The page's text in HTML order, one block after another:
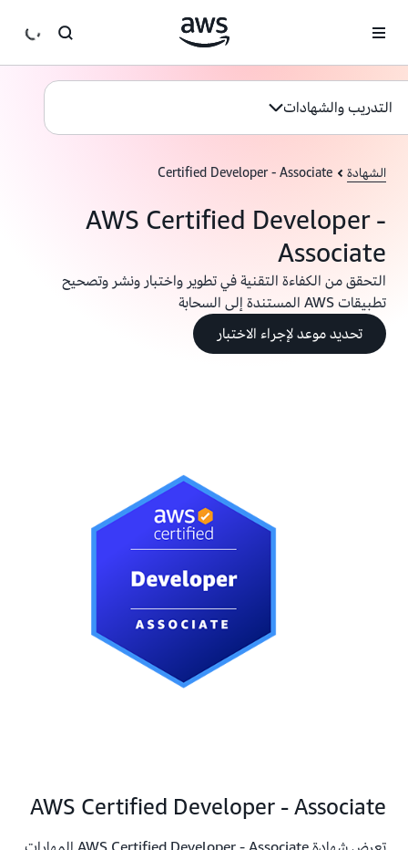
التدريب والشهادات
الشهادة Certified Developer - Associate
AWS Certified Developer -
Associate
التحقق من الكفاءة التقنية في تطوير واختبار ونشر وتصحيح
تطبيقات AWS المستندة إلى السحابة
تحديد موعد لإجراء الاختبار
AWS Certified Developer - Associate